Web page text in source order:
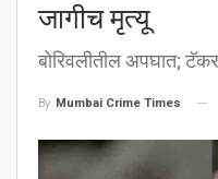
जागीच मृत्यू
बोरिवलीतील अपघात;
By Mumbai Crime Times